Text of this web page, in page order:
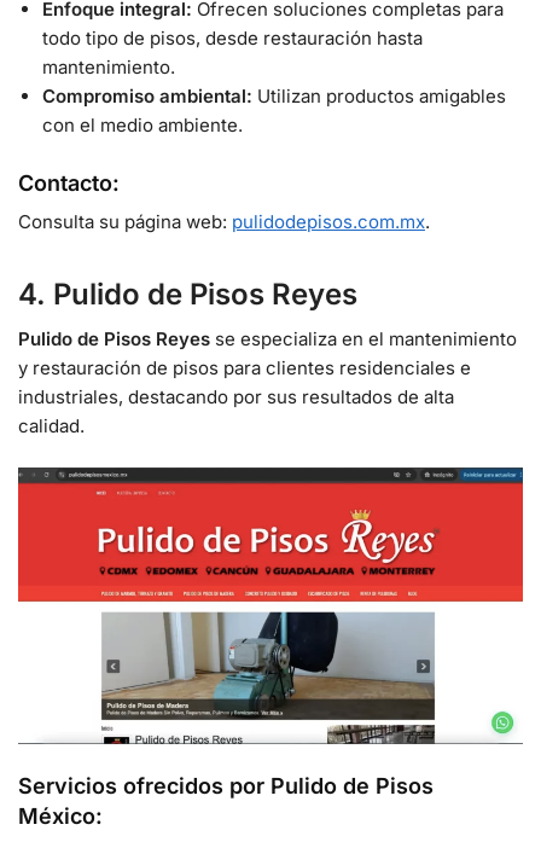
Enfoque integral: Ofrecen soluciones completas para
todo tipo de pisos, desde restauración hasta
mantenimiento.
Compromiso ambiental: Utilizan productos amigables
con el medio ambiente.
Contacto:
Consulta su página web: pulidodepisos.com.mx.
4. Pulido de Pisos Reyes
Pulido de Pisos Reyes se especializa en el mantenimiento
y restauración de pisos para clientes residenciales e
industriales, destacando por sus resultados de alta
calidad.
Servicios ofrecidos por Pulido de Pisos
México: